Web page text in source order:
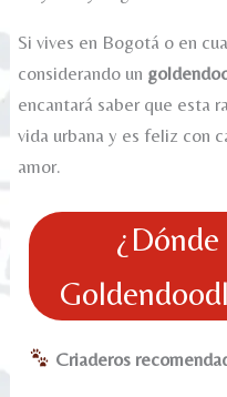
Si vives en Bogotá o en
considerando un
encantará saber que esta
vida urbana y es feliz con
amor.
Criaderos